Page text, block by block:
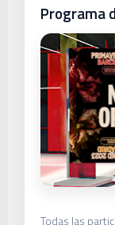
Programa
Todas las